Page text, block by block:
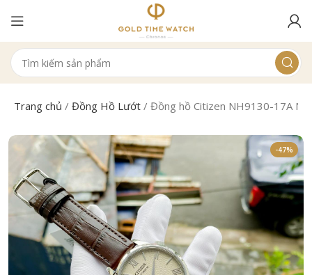
Trang chủ /Đồng Hồ Lướt /Đồng hồ Citizen NH9130-17A
-47%